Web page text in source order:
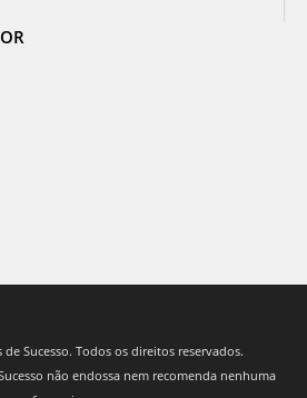
Sucesso. Todos os direitos reservados.
não endossa nem recomenda nenhuma